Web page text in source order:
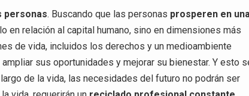
personas. Buscando que las personas prosperen en
en relación al capital humano, sino en dimensiones más
de vida, incluidos los derechos y un medioambiente
sus oportunidades y mejorar su bienestar. Y esto
de la vida, las necesidades del futuro no podrán ser